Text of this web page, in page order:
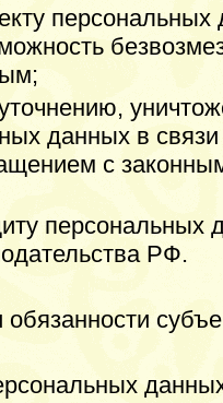
данных в связи
с
персональных
РФ.